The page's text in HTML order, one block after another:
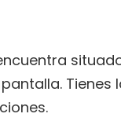
Tienes